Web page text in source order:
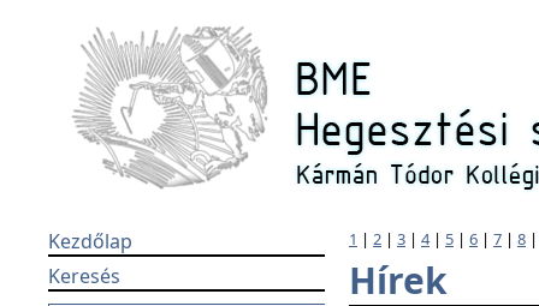
Kezdőlap
Keresés
1 | 2 | 3 | 4| 5 | 6 | 7 | 8
Hírek